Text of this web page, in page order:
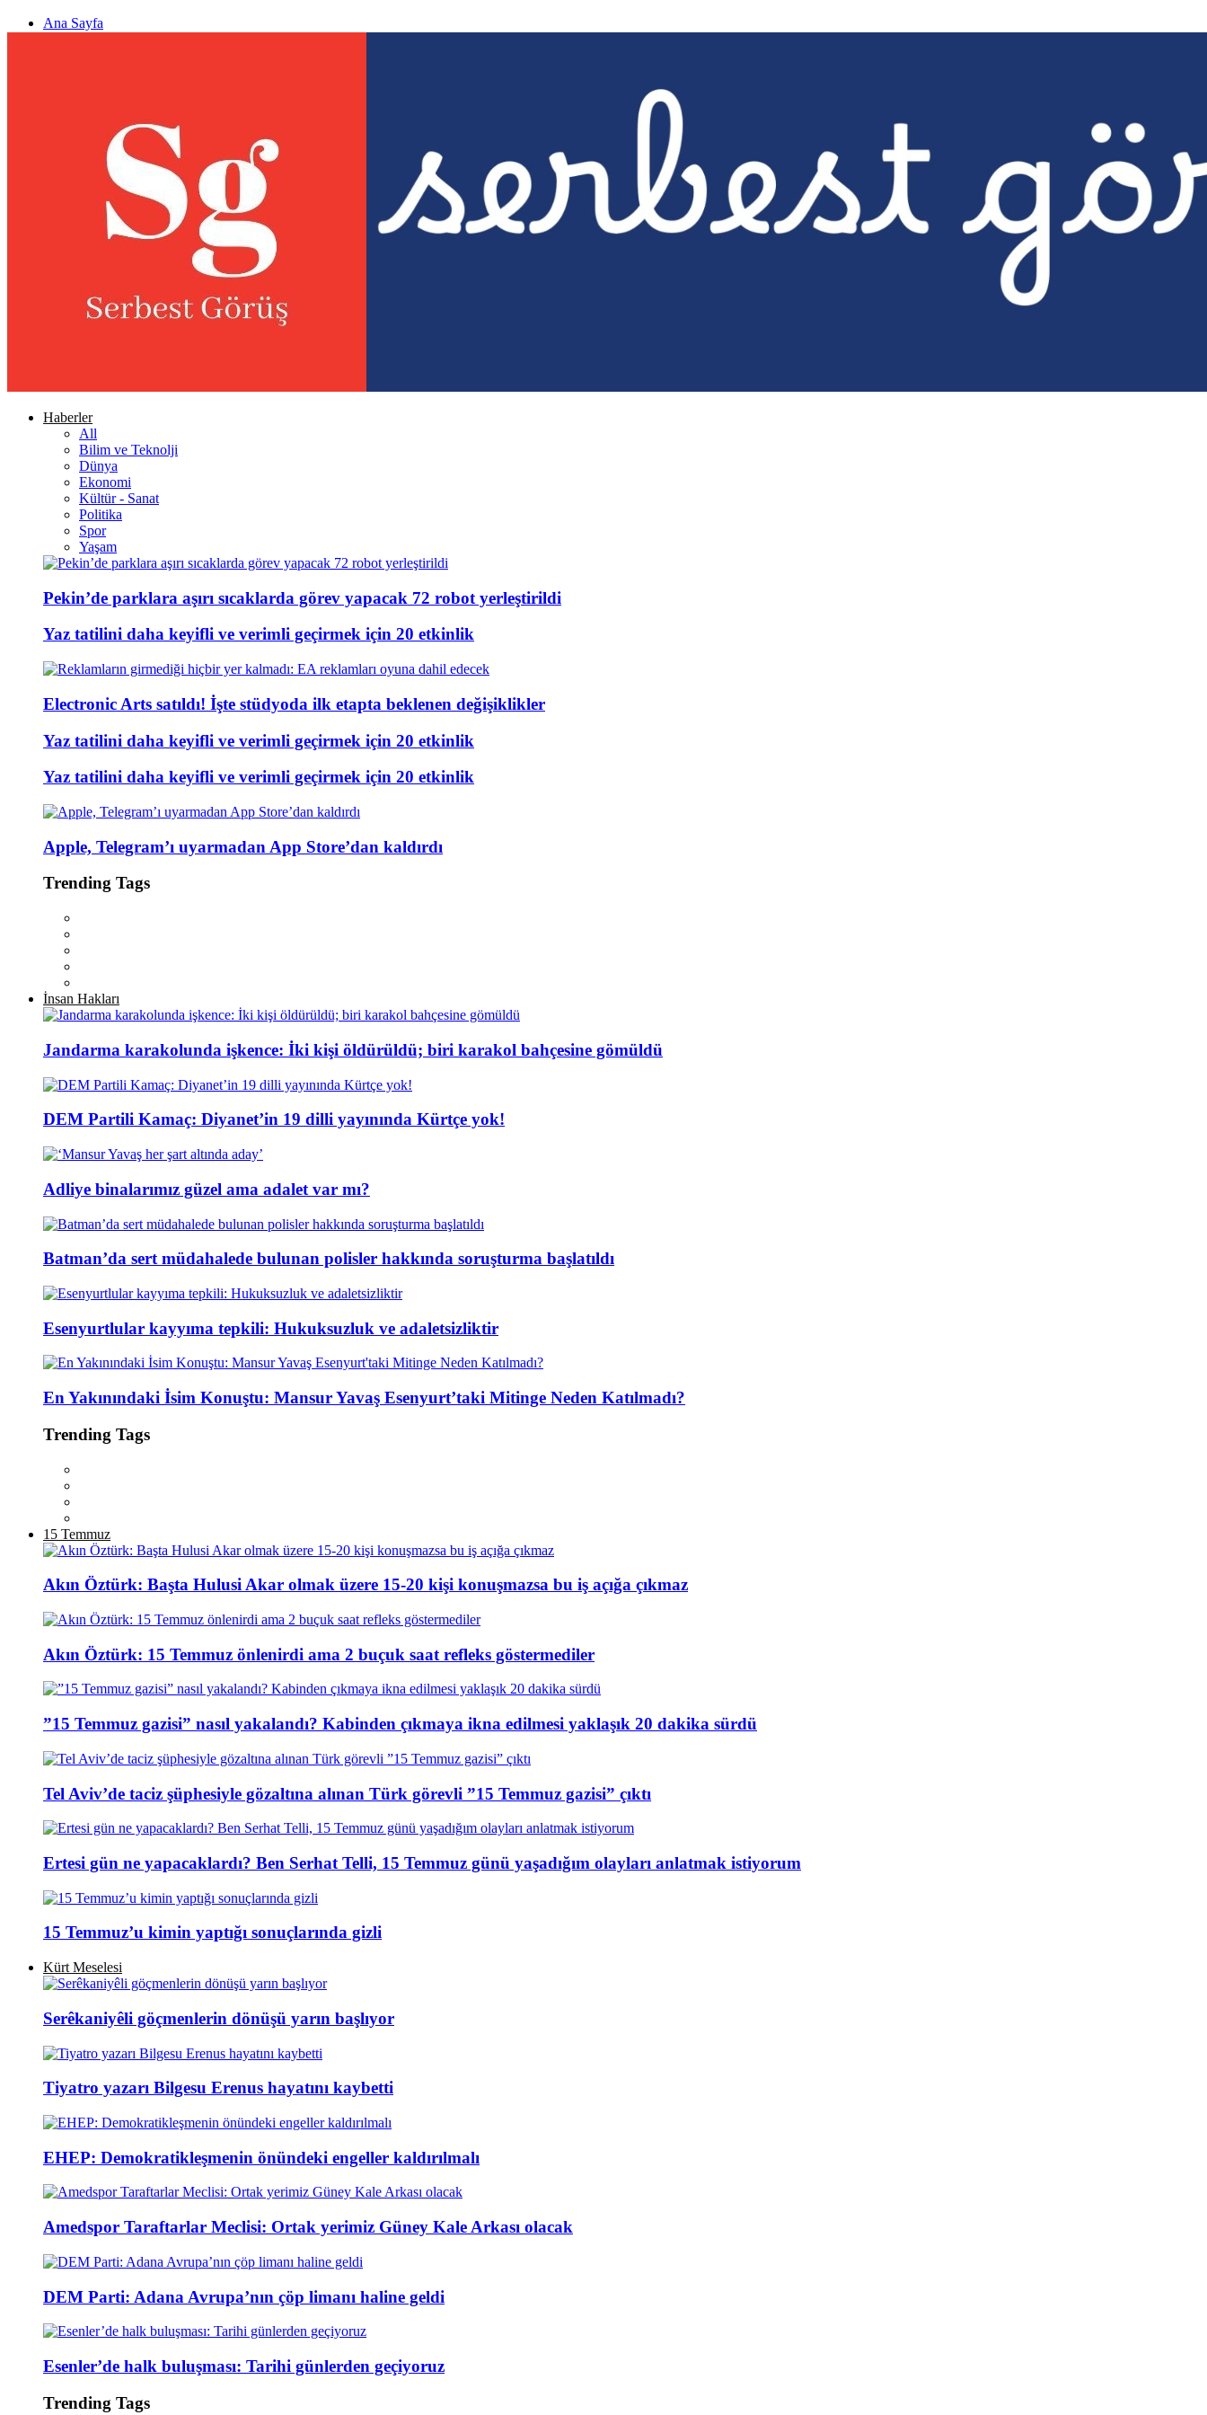
Ana Sayfa
Haberler
All
Bilim ve Teknolji
Dünya
Ekonomi
Kültür - Sanat
Politika
Spor
Yaşam
Pekin’de parklara aşırı sıcaklarda görev yapacak 72 robot yerleştirildi
Yaz tatilini daha keyifli ve verimli geçirmek için 20 etkinlik
Electronic Arts satıldı! İşte stüdyoda ilk etapta beklenen değişiklikler
Yaz tatilini daha keyifli ve verimli geçirmek için 20 etkinlik
Yaz tatilini daha keyifli ve verimli geçirmek için 20 etkinlik
Apple, Telegram’ı uyarmadan App Store’dan kaldırdı
Trending Tags
İnsan Hakları
Jandarma karakolunda işkence: İki kişi öldürüldü; biri karakol bahçesine gömüldü
DEM Partili Kamaç: Diyanet’in 19 dilli yayınında Kürtçe yok!
Adliye binalarımız güzel ama adalet var mı?
Batman’da sert müdahalede bulunan polisler hakkında soruşturma başlatıldı
Esenyurtlular kayyıma tepkili: Hukuksuzluk ve adaletsizliktir
En Yakınındaki İsim Konuştu: Mansur Yavaş Esenyurt’taki Mitinge Neden Katılmadı?
Trending Tags
15 Temmuz
Akın Öztürk: Başta Hulusi Akar olmak üzere 15-20 kişi konuşmazsa bu iş açığa çıkmaz
Akın Öztürk: 15 Temmuz önlenirdi ama 2 buçuk saat refleks göstermediler
”15 Temmuz gazisi” nasıl yakalandı? Kabinden çıkmaya ikna edilmesi yaklaşık 20 dakika sürdü
Tel Aviv’de taciz şüphesiyle gözaltına alınan Türk görevli ”15 Temmuz gazisi” çıktı
Ertesi gün ne yapacaklardı? Ben Serhat Telli, 15 Temmuz günü yaşadığım olayları anlatmak istiyorum
15 Temmuz’u kimin yaptığı sonuçlarında gizli
Kürt Meselesi
Serêkaniyêli göçmenlerin dönüşü yarın başlıyor
Tiyatro yazarı Bilgesu Erenus hayatını kaybetti
EHEP: Demokratikleşmenin önündeki engeller kaldırılmalı
Amedspor Taraftarlar Meclisi: Ortak yerimiz Güney Kale Arkası olacak
DEM Parti: Adana Avrupa’nın çöp limanı haline geldi
Esenler’de halk buluşması: Tarihi günlerden geçiyoruz
Trending Tags